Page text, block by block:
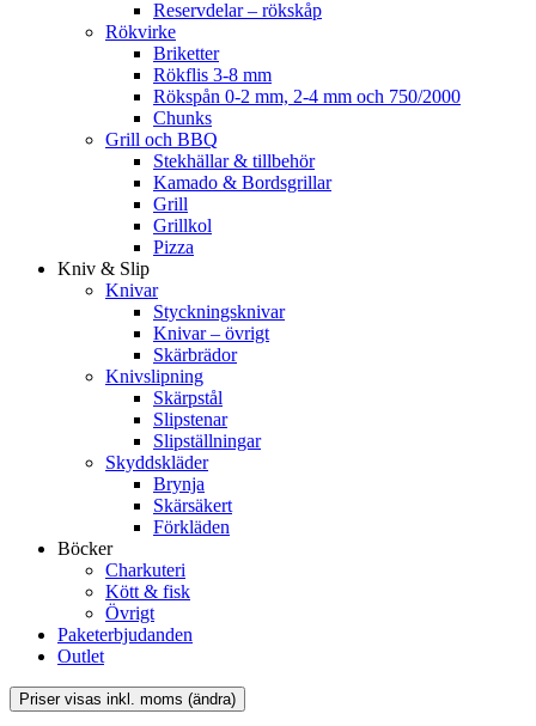
Reservdelar – rökskåp
Rökvirke
Briketter
Rökflis 3-8 mm
Rökspån 0-2 mm, 2-4 mm och 750/2000
Chunks
Grill och BBQ
Stekhällar & tillbehör
Kamado & Bordsgrillar
Grill
Grillkol
Pizza
Kniv & Slip
Knivar
Styckningsknivar
Knivar – övrigt
Skärbrädor
Knivslipning
Skärpstål
Slipstenar
Slipställningar
Skyddskläder
Brynja
Skärsäkert
Förkläden
Böcker
Charkuteri
Kött & fisk
Övrigt
Paketerbjudanden
Outlet